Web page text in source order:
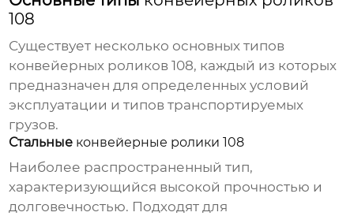
108
Существует несколько основных типов
конвейерных роликов 108, каждый из которых
предназначен для определенных условий
эксплуатации и типов транспортируемых
грузов.
Стальные конвейерные ролики 108
Наиболее распространенный тип,
характеризующийся высокой прочностью и
долговечностью. Подходят для